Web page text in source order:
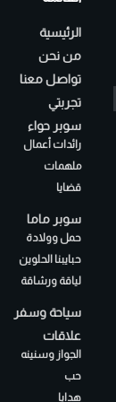
الرئيسية
من نحن
تواصل معنا
تجربتي
سوبر حواء
رائدات أعمال
ملهمات
قضايا
سوبر ماما
حمل وولادة
حبايبنا الحلوين
لياقة ورشاقة
سياحة وسفر
علاقات
الجواز وسنينه
حب
هدايا